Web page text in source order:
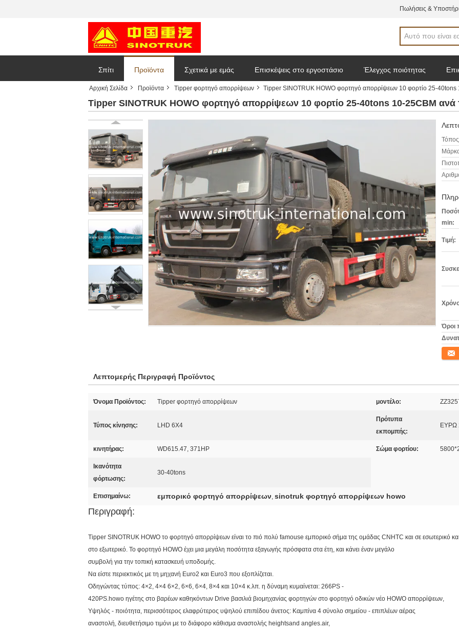
Πωλήσεις &
Σπίτι Προϊόντα Σχετικά με εμάς Επισκέψεις στο εργοστάσιο Έλεγχος ποιότητας
Ζητήστε ένα απόσπασμα
Αρχική Σελίδα Προϊόντα Tipper φορτηγό απορρίψεων Tipper SINOTRUK HOWO φορτηγό απορρίψεων 10 φορτίο 25-
Tipper SINOTRUK HOWO φορτηγό απορρίψεων 10 φορτίο 25-40tons 10-25CBM ανά
min:
Τιμή:
Όροι
Λεπτομερής Περιγραφή Προϊόντος
Όνομα Προϊόντος: Tipper φορτηγό απορρίψεων μοντέλο:
Τύπος κίνησης: LHD 6X4
Πρότυπα
εκπομπής:
ΕΥΡΩ
κινητήρας: WD615.47, 371HP Σώμα φορτίου:
Ικανότητα
φόρτωσης:
30-40tons
Επισημαίνω: εμπορικό φορτηγό απορρίψεων, sinotruk φορτηγό απορρίψεων howo
Περιγραφή:
Tipper SINOTRUK HOWO το φορτηγό απορρίψεων είναι το πιό πολύ famouse εμπορικό σήμα της ομάδας CNHTC και σε εσωτερικό
στο εξωτερικό. Το φορτηγό HOWO έχει μια μεγάλη ποσότητα εξαγωγής πρόσφατα στα έτη, και κάνει έναν μεγάλο
συμβολή για την τοπική κατασκευή υποδομής.
Να είστε περιεκτικός με τη μηχανή Euro2 και Euro3 που εξοπλίζεται.
Οδηγώντας τύπος: 4×2, 4×4 6×2, 6×6, 6×4, 8×4 και 10×4 κ.λπ. η δύναμη κυμαίνεται: 266PS -
420PS.howo ηγέτης στο βαρέων καθηκόντων Drive βασιλιά βιομηχανίας φορτηγών στο φορτηγό οδικών νέο HOWO απορρίψεων,
Υψηλός - ποιότητα, περισσότερος ελαφρύτερος υψηλού επιπέδου άνετος: Καμπίνα 4 σύνολο σημείου - επιπλέων αέρας
αναστολή, διευθετήσιμο τιμόνι με το διάφορο κάθισμα αναστολής heightsand angles.air,